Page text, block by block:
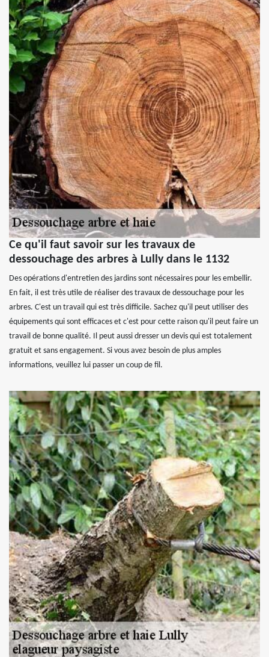
Ce qu'il faut savoir sur les travaux de
dessouchage des arbres à Lully dans le 1132
Des opérations d'entretien des jardins sont nécessaires pour les embellir.
En fait, il est très utile de réaliser des travaux de dessouchage pour les
arbres. C'est un travail qui est très difficile. Sachez qu'il peut utiliser des
équipements qui sont efficaces et c'est pour cette raison qu'il peut faire un
travail de bonne qualité. Il peut aussi dresser un devis qui est totalement
gratuit et sans engagement. Si vous avez besoin de plus amples
informations, veuillez lui passer un coup de fil.